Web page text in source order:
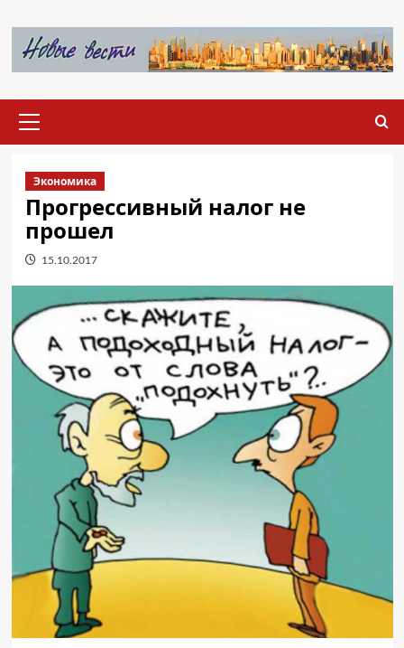
содержимому
меню
Экономика
Прогрессивный налог не
прошел
15.10.2017